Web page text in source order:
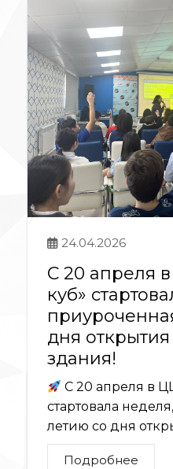
24.04.2026
С 20 апреля
куб»
дня
здания!
С 20 апреля в
стартовала
летию со дня
Подробнее